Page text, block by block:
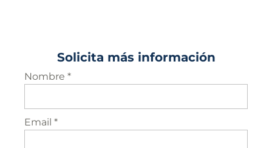
Solicita más información
Nombre *
Email *